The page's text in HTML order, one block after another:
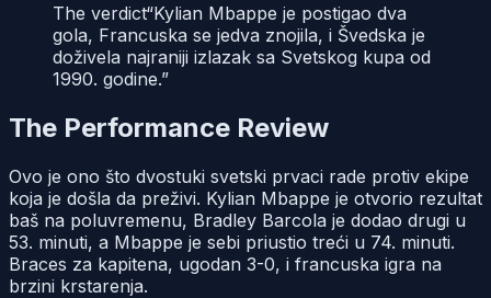
The verdict“Kylian Mbappe je postigao dva
gola, Francuska se jedva znojila, i Švedska je
doživela najraniji izlazak sa Svetskog kupa od
1990. godine.”
The Performance Review
Ovo je ono što dvostuki svetski prvaci rade protiv ekipe
koja je došla da preživi. Kylian Mbappe je otvorio rezultat
baš na poluvremenu, Bradley Barcola je dodao drugi u
53. minuti, a Mbappe je sebi priustio treći u 74. minuti.
Braces za kapitena, ugodan 3-0, i francuska igra na
brzini krstarenja.